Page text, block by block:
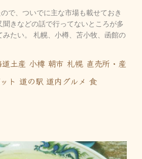
で、ついでに主な市場も載せておき
聞きなどの話で行ってないところが多
みたい。 札幌、小樽、苫小牧、函館の
土産 小樽 朝市 札幌 直売所・産
ト 道の駅 道内グルメ 食